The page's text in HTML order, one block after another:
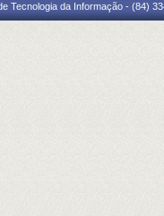
Tecnologia da Informação - (84)